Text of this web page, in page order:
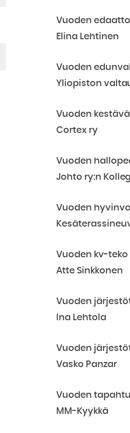
Vuoden
Elina Lehtinen
Vuoden
Yliopiston
Vuoden
Cortex ry
Vuoden
Johto ry:n
Vuoden
Vuoden kv-teko
Atte Sinkkonen
Vuoden
Ina Lehtola
Vuoden
Vasko Panzar
Vuoden
MM-Kyykkä